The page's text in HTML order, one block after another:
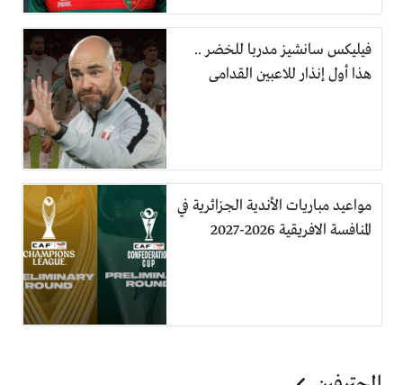
فيليكس سانشيز مدربا للخضر ..
هذا أول إنذار للاعبين القدامى
مواعيد مباريات الأندية الجزائرية في
المنافسة الافريقية 2026-2027